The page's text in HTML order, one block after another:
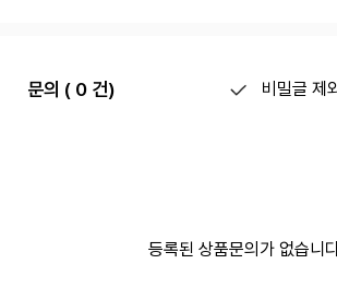
문의 ( 0 건) 비밀글 제외
등록된 상품문의가 없습니